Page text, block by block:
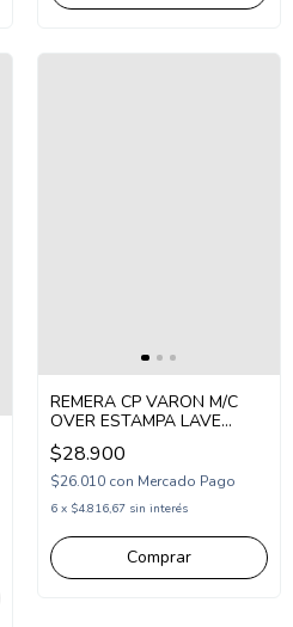
REMERA CP VARON M/C
OVER ESTAMPA LAVE
(CP265107)
$28.900
$26.010 con Mercado Pago
6 x $4.816,67 sin interés
Comprar